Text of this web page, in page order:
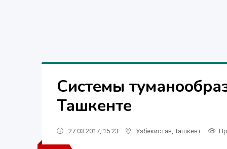
Системы
Ташкенте
27.03.2017, 15:23 Узбекистан Ташкент